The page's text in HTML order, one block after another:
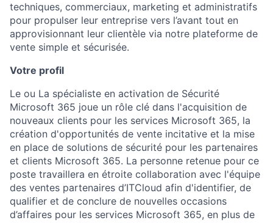
techniques, commerciaux, marketing et administratifs
pour propulser leur entreprise vers l’avant tout en
approvisionnant leur clientèle via notre plateforme de
vente simple et sécurisée.
Votre profil
Le ou La spécialiste en activation de Sécurité
Microsoft 365 joue un rôle clé dans l'acquisition de
nouveaux clients pour les services Microsoft 365, la
création d'opportunités de vente incitative et la mise
en place de solutions de sécurité pour les partenaires
et clients Microsoft 365. La personne retenue pour ce
poste travaillera en étroite collaboration avec l'équipe
des ventes partenaires d’ITCloud afin d'identifier, de
qualifier et de conclure de nouvelles occasions
d’affaires pour les services Microsoft 365, en plus de